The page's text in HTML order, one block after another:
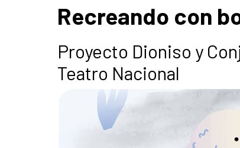
Recreando con
Proyecto Dioniso y
Teatro Nacional